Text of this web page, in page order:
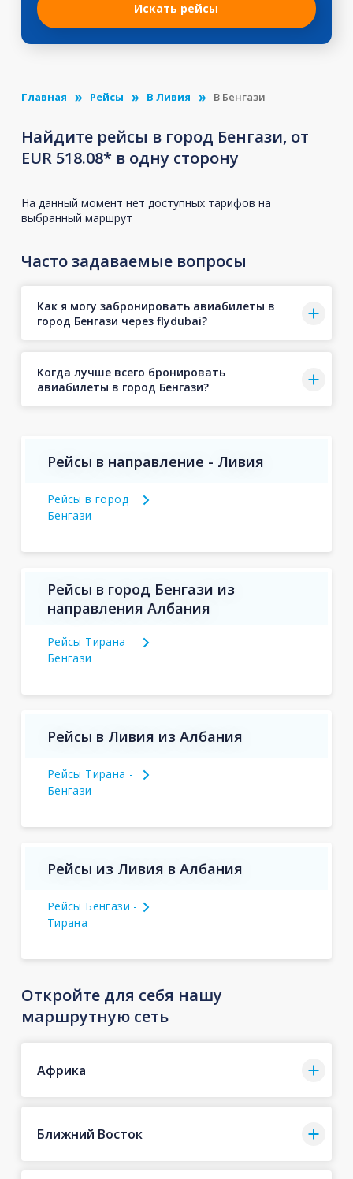
Искать рейсы
Главная Рейсы В Ливия В Бенгази
Найдите рейсы в город Бенгази, от
EUR 518.08* в одну сторону
На данный момент нет доступных тарифов на
выбранный маршрут
Часто задаваемые вопросы
Как я могу забронировать авиабилеты в
город Бенгази через flydubai?
Когда лучше всего бронировать
авиабилеты в город Бенгази?
Рейсы в направление - Ливия
Рейсы в город
Бенгази
Рейсы в город Бенгази из
направления Албания
Рейсы Тирана -
Бенгази
Рейсы в Ливия из Албания
Рейсы Тирана -
Бенгази
Рейсы из Ливия в Албания
Рейсы Бенгази -
Тирана
Откройте для себя нашу
маршрутную сеть
Африка
Ближний Восток